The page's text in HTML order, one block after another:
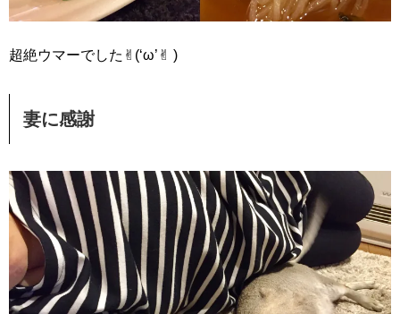
超絶ウマーでした✌︎(‘ω’✌︎ )
妻に感謝